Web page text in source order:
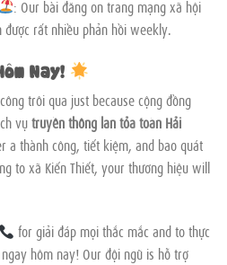
: Our bài đăng on trang mạng xã hội
rất nhiều phản hồi weekly.
Nay!
trôi qua just because cộng đồng
vụtruyền thông lan tỏa toàn Hải
a thành công, tiết kiệm, and bao quát
to xã Kiến Thiết, your thương hiệu will
for giải đáp mọi thắc mắc and to thực
hôm nay! Our đội ngũ is hỗ trợ